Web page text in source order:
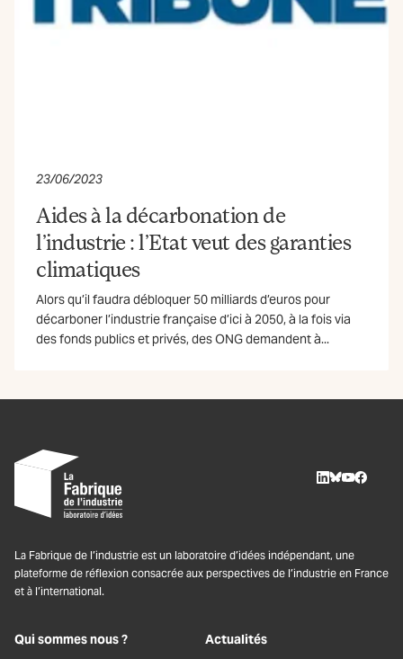
23/06/2023
Aides à la décarbonation de
l’industrie : l’Etat veut des garanties
climatiques
Alors qu’il faudra débloquer 50 milliards d’euros pour
décarboner l’industrie française d’ici à 2050, à la fois via
des fonds publics et privés, des ONG demandent à...
La Fabrique de l’industrie est un laboratoire d’idées indépendant, une
plateforme de réflexion consacrée aux perspectives de l’industrie en France
et à l’international.
Qui sommes nous ? Actualités